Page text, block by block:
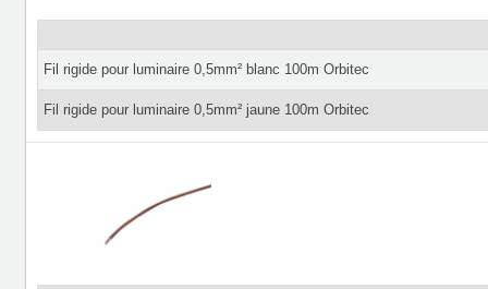
Fil rigide pour luminaire 0,5mm² blanc 100m Orbitec
Fil rigide pour luminaire 0,5mm² jaune 100m Orbitec